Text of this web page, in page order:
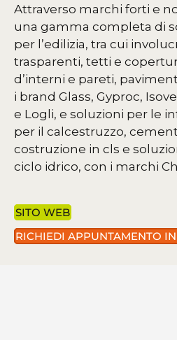
Attraverso marchi forti e
una gamma completa di
per l’edilizia, tra cui
trasparenti, tetti e
d’interni e pareti,
i brand Glass, Gyproc,
e Logli, e soluzioni per le
per il calcestruzzo,
costruzione in cls e
ciclo idrico, con i marchi
SITO WEB
RICHIEDI APPUNTAMENTO